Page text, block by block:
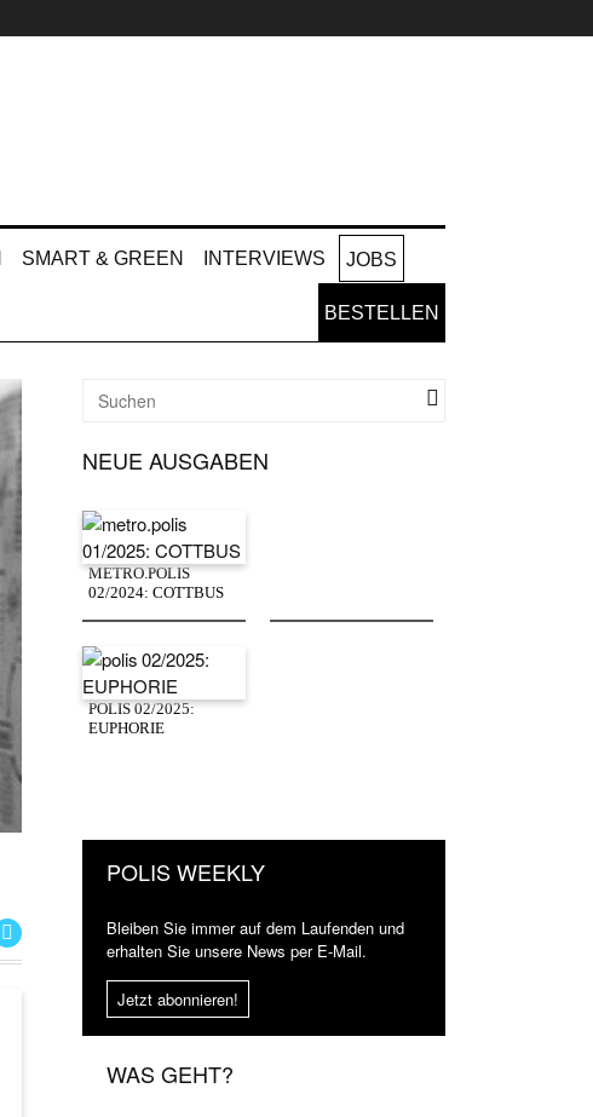
SMART & GREEN INTERVIEWS JOBS
BESTELLEN
NEUE AUSGABEN
METRO.POLIS
02/2024: COTTBUS
POLIS 02/2025:
EUPHORIE
POLIS WEEKLY
Bleiben Sie immer auf dem Laufenden und
erhalten Sie unsere News per E-Mail.
Jetzt abonnieren!
WAS GEHT?